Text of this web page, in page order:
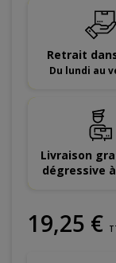
Retrait
Du lundi au
Livraison
dégressive
19,25 €